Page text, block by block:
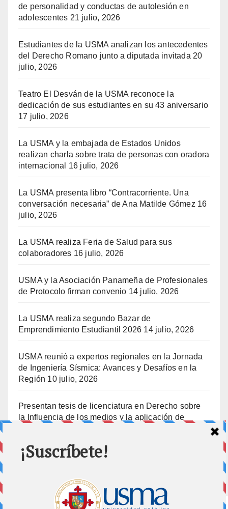
de personalidad y conductas de autolesión en
adolescentes 21 julio, 2026
Estudiantes de la USMA analizan los antecedentes
del Derecho Romano junto a diputada invitada 20
julio, 2026
Teatro El Desván de la USMA reconoce la
dedicación de sus estudiantes en su 43 aniversario
17 julio, 2026
La USMA y la embajada de Estados Unidos
realizan charla sobre trata de personas con oradora
internacional
16 julio, 2026
La USMA presenta libro “Contracorriente. Una
conversación necesaria” de Ana Matilde Gómez 16
julio, 2026
La USMA realiza Feria de Salud para sus
colaboradores 16 julio, 2026
USMA y la Asociación Panameña de Profesionales
de Protocolo firman convenio 14 julio, 2026
La USMA realiza segundo Bazar de
Emprendimiento Estudiantil 2026 14 julio, 2026
USMA reunió a expertos regionales en la Jornada
de Ingeniería Sísmica: Avances y Desafíos en la
Región 10 julio, 2026
Presentan tesis de licenciatura en Derecho sobre
la Influencia de los medios y la aplicación de